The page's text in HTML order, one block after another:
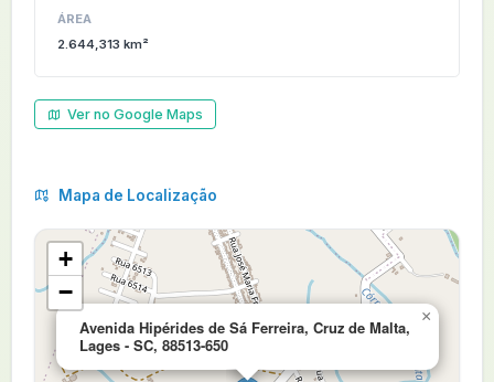
ÁREA
2.644,313 km²
Ver no Google Maps
Mapa de Localização
Avenida Hipérides de Sá Ferreira, Cruz de Malta,
Lages - SC, 88513-650
×
+
−